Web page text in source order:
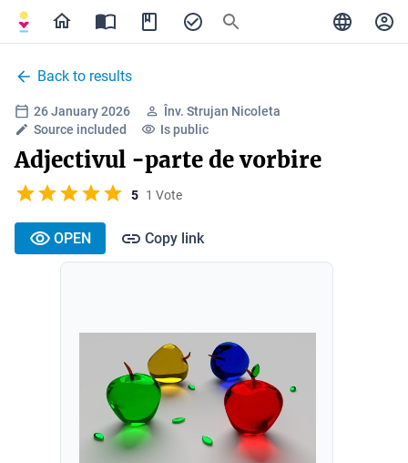
Back to results
26 January 2026
Înv. Strujan Nicoleta
Source included
Is public
Adjectivul -parte de vorbire
5 1 Vote
OPEN Copy link